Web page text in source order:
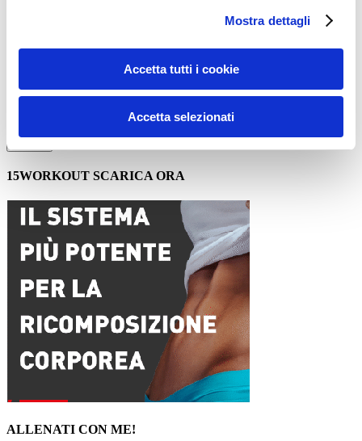
Mostra dettagli
Accetta tutti i cookie
Accetta selezionati
Nome*
15WORKOUT SCARICA ORA
ALLENATI CON ME!